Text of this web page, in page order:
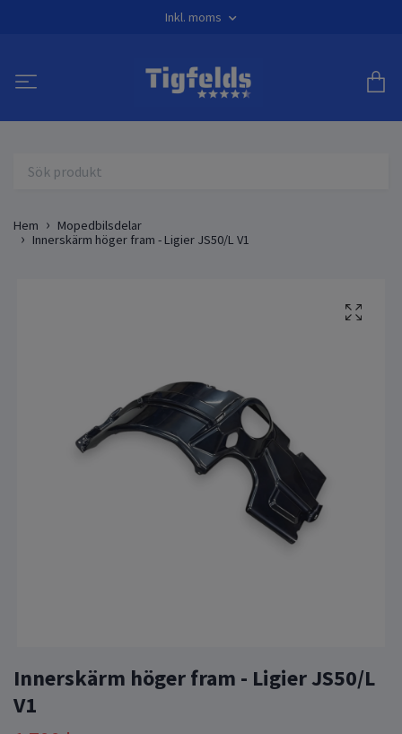
Inkl. moms
Hem
Mopedbilsdelar
Innerskärm höger fram - Ligier JS50/L V1
Innerskärm höger fram - Ligier JS50/L
V1